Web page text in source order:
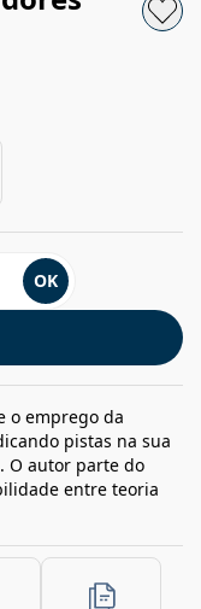
OK
o emprego da
pistas na sua
O autor parte do
entre teoria